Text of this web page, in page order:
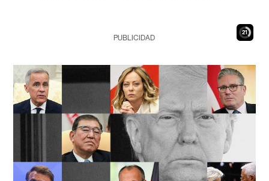
19
PUBLICIDAD